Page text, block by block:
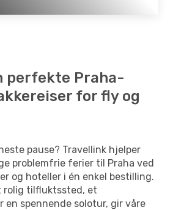
perfekte Praha-
for fly og
pause? Travellink hjelper
problemfrie ferier til Praha ved
og hoteller i én enkel bestilling.
rolig tilfluktssted, et
en spennende solotur, gir våre